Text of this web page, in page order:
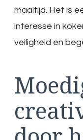
maaltijd. Het is
interesse in
veiligheid en